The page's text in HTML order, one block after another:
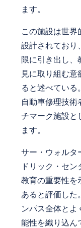
ます。
この施設は世界
設計されており
限に引き出し、
見に取り組む
ると述べている
自動車修理技術
チマーク施設と
ます。
サー・ウォルタ
ドリック・セ
教育の重要性を
あると評価した
ンパス全体と
能性を織り込ん